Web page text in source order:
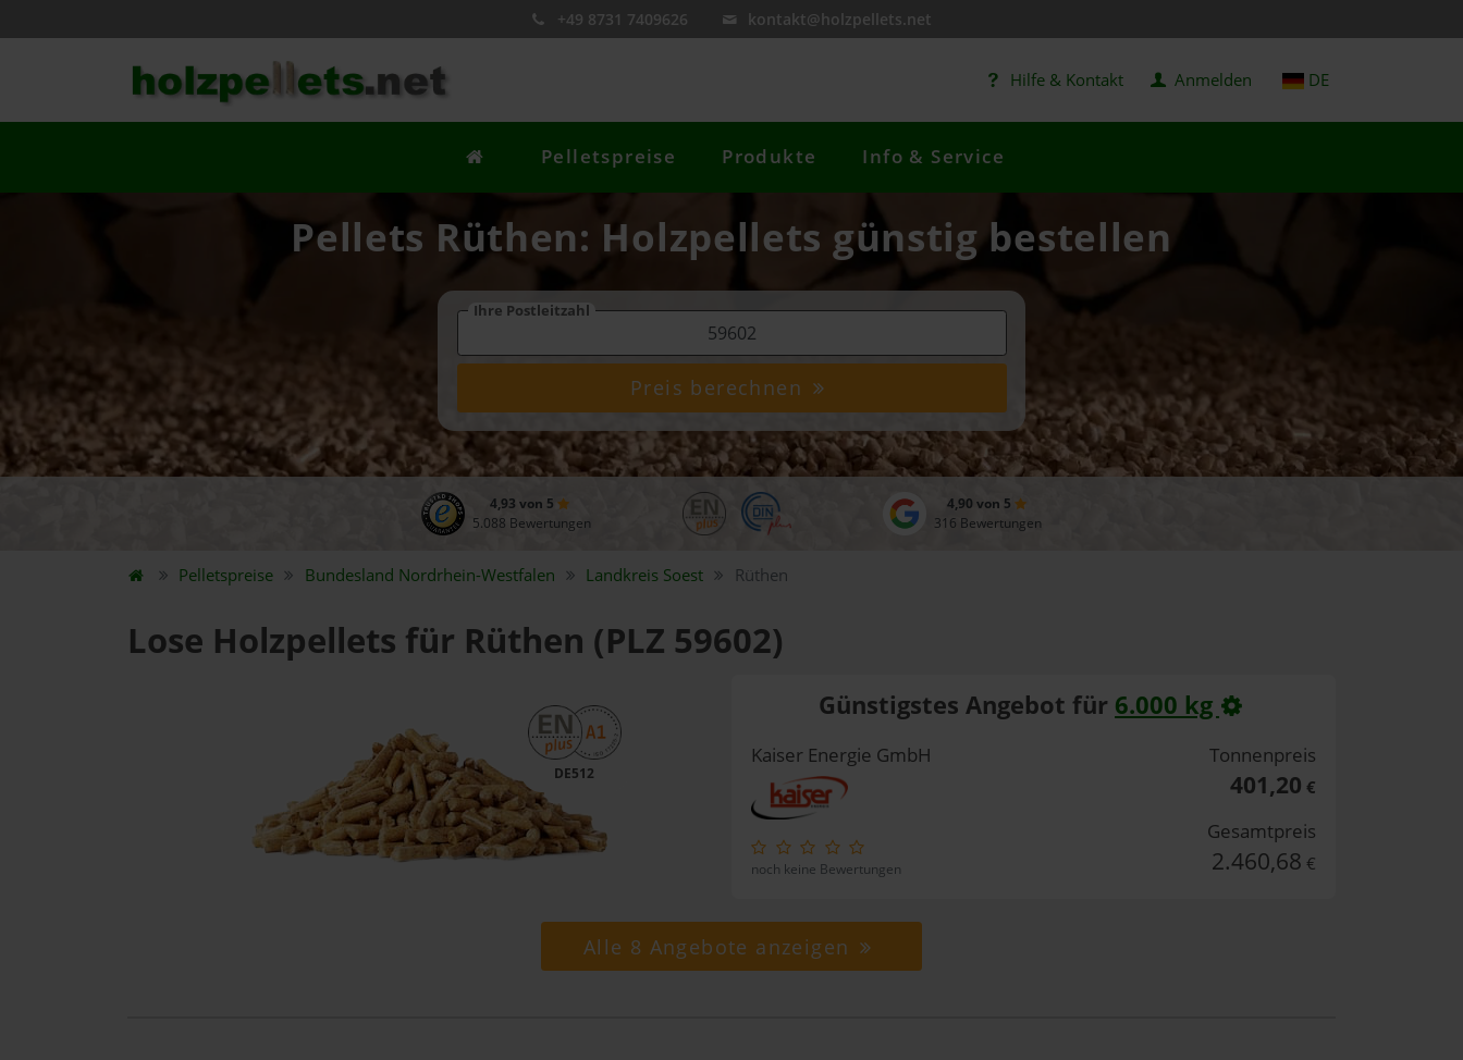
+49 8731 7409626 kontakt@holzpellets.net
Hilfe & Kontakt Anmelden DE
Pelletspreise Produkte Info & Service
Pellets Rüthen: Holzpellets günstig bestellen
Ihre Postleitzahl
Preis berechnen
4,93 von 5
5.088 Bewertungen
4,90 von 5
316 Bewertungen
Pelletspreise Bundesland Nordrhein-Westfalen Landkreis Soest Rüthen
Lose Holzpellets für Rüthen (PLZ 59602)
DE512
Günstigstes Angebot für 6.000 kg
Kaiser Energie GmbH
noch keine Bewertungen
Tonnenpreis
401,20 €
Gesamtpreis
2.460,68 €
Alle 8 Angebote anzeigen